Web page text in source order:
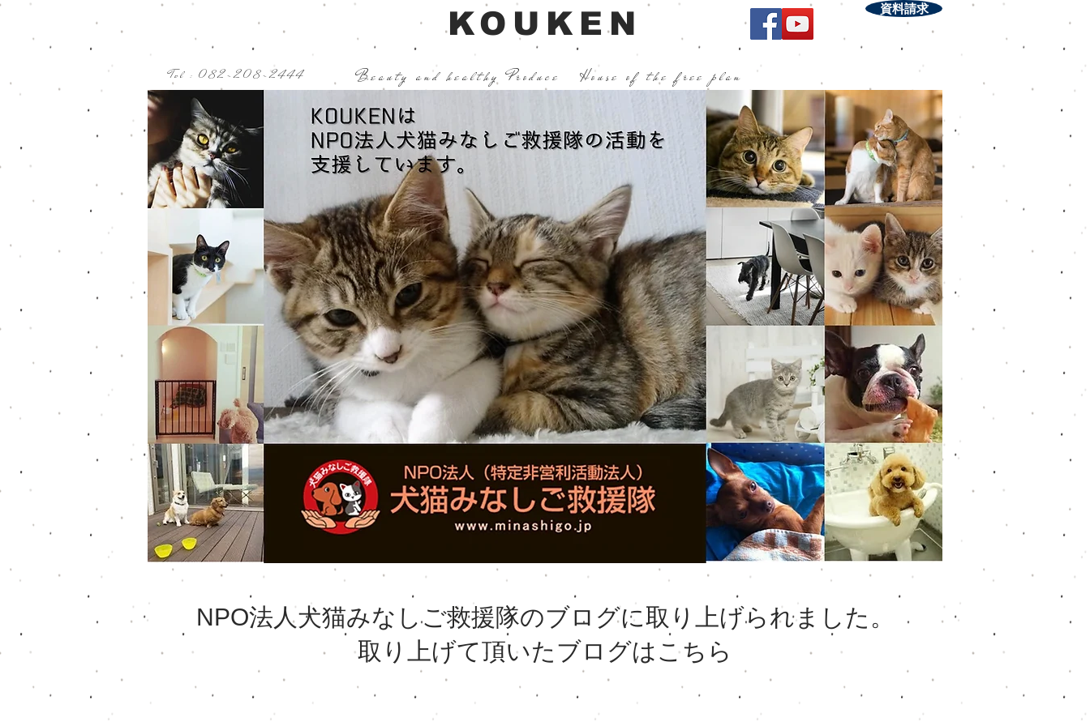
Tel : 082-208-2444 Beauty and healthy Produce House of the free plan
KOUKEN 資料請求
NPO法人犬猫みなしご救援隊のブログに取り上げられました。
​取り上げて頂いたブログはこちら